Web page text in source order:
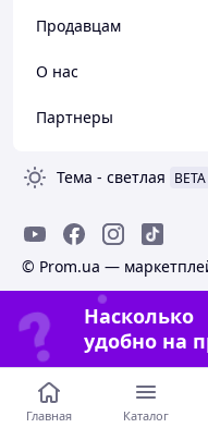
Продавцам
О нас
Партнеры
Тема - светлая BETA
© Prom.ua —
Насколько
удобно на
Главная Каталог